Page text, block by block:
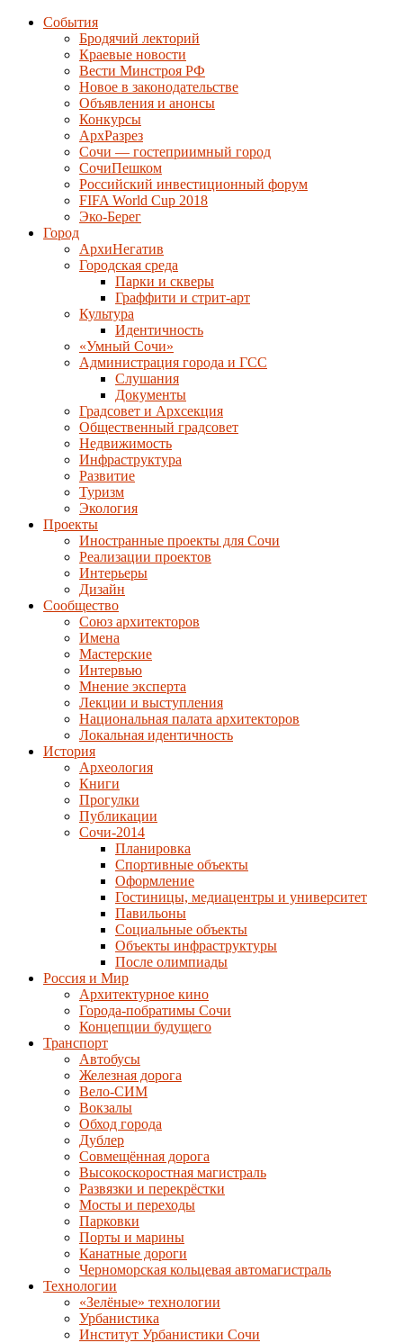
События
Бродячий лекторий
Краевые новости
Вести Минстроя РФ
Новое в законодательстве
Объявления и анонсы
Конкурсы
АрхРазрез
Сочи — гостеприимный город
СочиПешком
Российский инвестиционный форум
FIFA World Cup 2018
Эко-Берег
Город
АрхиНегатив
Городская среда
Парки и скверы
Граффити и стрит-арт
Культура
Идентичность
«Умный Сочи»
Администрация города и ГСС
Слушания
Документы
Градсовет и Архсекция
Общественный градсовет
Недвижимость
Инфраструктура
Развитие
Туризм
Экология
Проекты
Иностранные проекты для Сочи
Реализации проектов
Интерьеры
Дизайн
Сообщество
Союз архитекторов
Имена
Мастерские
Интервью
Мнение эксперта
Лекции и выступления
Национальная палата архитекторов
Локальная идентичность
История
Археология
Книги
Прогулки
Публикации
Сочи-2014
Планировка
Спортивные объекты
Оформление
Гостиницы, медиацентры и университет
Павильоны
Социальные объекты
Объекты инфраструктуры
После олимпиады
Россия и Мир
Архитектурное кино
Города-побратимы Сочи
Концепции будущего
Транспорт
Автобусы
Железная дорога
Вело-СИМ
Вокзалы
Обход города
Дублер
Совмещённая дорога
Высокоскоростная магистраль
Развязки и перекрёстки
Мосты и переходы
Парковки
Порты и марины
Канатные дороги
Черноморская кольцевая автомагистраль
Технологии
«Зелёные» технологии
Урбанистика
Институт Урбанистики Сочи